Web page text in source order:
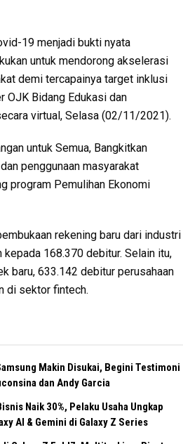
19 menjadi bukti nyata
untuk mendorong akselerasi
demi tercapainya target inklusi
OJK Bidang Edukasi dan
virtual, Selasa (02/11/2021).
untuk Semua, Bangkitkan
penggunaan masyarakat
program Pemulihan Ekonomi
rekening baru dari industri
168.370 debitur. Selain itu,
baru, 633.142 debitur perusahaan
di sektor fintech.
Makin Disukai, Begini Testimoni
dan Andy Garcia
Naik 30%, Pelaku Usaha Ungkap
AI & Gemini di Galaxy Z Series